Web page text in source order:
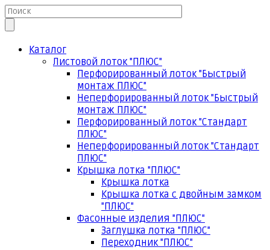
Каталог
Листовой лоток "ПЛЮС"
Перфорированный лоток "Быстрый
монтаж ПЛЮС"
Неперфорированный лоток "Быстрый
монтаж ПЛЮС"
Перфорированный лоток "Стандарт
ПЛЮС"
Неперфорированный лоток "Стандарт
ПЛЮС"
Крышка лотка "ПЛЮС"
Крышка лотка
Крышка лотка с двойным замком
"ПЛЮС"
Фасонные изделия "ПЛЮС"
Заглушка лотка "ПЛЮС"
Переходник "ПЛЮС"